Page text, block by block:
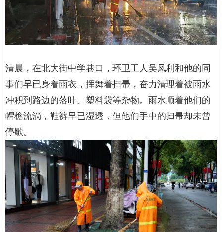
清晨，在北大街中学巷口，环卫工人吴凤利和他的同
事们早已身着雨衣，挥舞着扫帚，奋力清理着被雨水
冲积到路边的落叶、塑料袋等杂物。雨水顺着他们的
帽檐流淌，鞋裤早已湿透，但他们手中的扫帚却未曾
停歇。